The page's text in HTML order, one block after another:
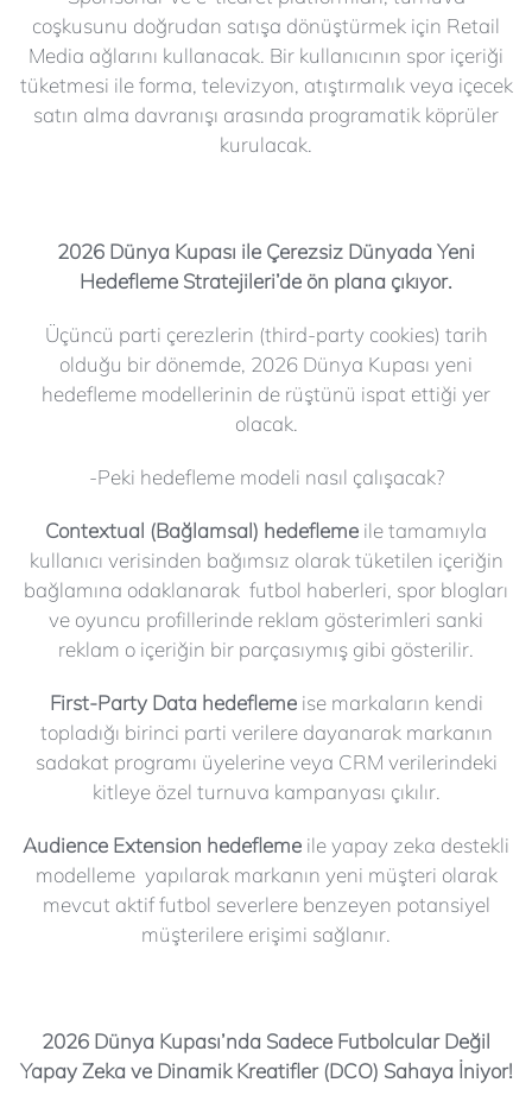
coşkusunu doğrudan satışa dönüştürmek için Retail
Media ağlarını kullanacak. Bir kullanıcının spor içeriği
tüketmesi ile forma, televizyon, atıştırmalık veya içecek
satın alma davranışı arasında programatik köprüler
kurulacak.
2026 Dünya Kupası ile Çerezsiz Dünyada Yeni
Hedefleme Stratejileri’de ön plana çıkıyor.
Üçüncü parti çerezlerin (third-party cookies) tarih
olduğu bir dönemde, 2026 Dünya Kupası yeni
hedefleme modellerinin de rüştünü ispat ettiği yer
olacak.
-Peki hedefleme modeli nasıl çalışacak?
Contextual (Bağlamsal) hedefleme ile tamamıyla
kullanıcı verisinden bağımsız olarak tüketilen içeriğin
bağlamına odaklanarak futbol haberleri, spor blogları
ve oyuncu profillerinde reklam gösterimleri sanki
reklam o içeriğin bir parçasıymış gibi gösterilir.
First-Party Data hedeflemeise markaların kendi
topladığı birinci parti verilere dayanarak markanın
sadakat programı üyelerine veya CRM verilerindeki
kitleye özel turnuva kampanyası çıkılır.
Audience Extension hedefleme ile yapay zeka destekli
modelleme yapılarak markanın yeni müşteri olarak
mevcut aktif futbol severlere benzeyen potansiyel
müşterilere erişimi sağlanır.
2026 Dünya Kupası’nda Sadece Futbolcular Değil
Yapay Zeka ve Dinamik Kreatifler (DCO) Sahaya İniyor!